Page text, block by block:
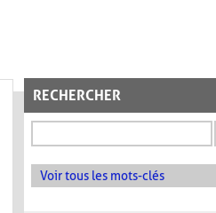
RECHERCHER
Voir tous les mots-clés